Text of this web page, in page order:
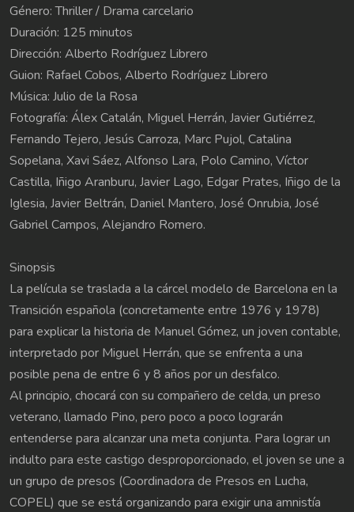
Género: Thriller / Drama carcelario
Duración: 125 minutos
Dirección: Alberto Rodríguez Librero
Guion: Rafael Cobos, Alberto Rodríguez Librero
Música: Julio de la Rosa
Fotografía: Álex Catalán, Miguel Herrán, Javier Gutiérrez,
Fernando Tejero, Jesús Carroza, Marc Pujol, Catalina
Sopelana, Xavi Sáez, Alfonso Lara, Polo Camino, Víctor
Castilla, Iñigo Aranburu, Javier Lago, Edgar Prates, Iñigo de la
Iglesia, Javier Beltrán, Daniel Mantero, José Onrubia, José
Gabriel Campos, Alejandro Romero.
Sinopsis
La película se traslada a la cárcel modelo de Barcelona en la
Transición española (concretamente entre 1976 y 1978)
para explicar la historia de Manuel Gómez, un joven contable,
interpretado por Miguel Herrán, que se enfrenta a una
posible pena de entre 6 y 8 años por un desfalco.
Al principio, chocará con su compañero de celda, un preso
veterano, llamado Pino, pero poco a poco lograrán
entenderse para alcanzar una meta conjunta. Para lograr un
indulto para este castigo desproporcionado, el joven se une a
un grupo de presos (Coordinadora de Presos en Lucha,
COPEL) que se está organizando para exigir una amnistía